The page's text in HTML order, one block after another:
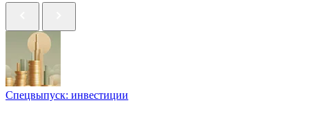
Спецвыпуск: инвестиции